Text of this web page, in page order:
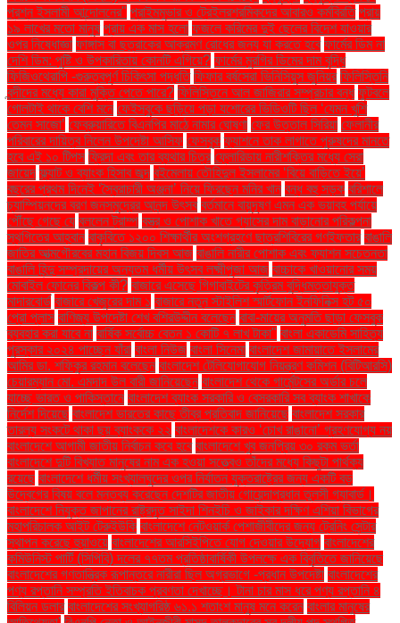
প্রশ্ন ইসলামী আন্দোলনের" প্রাইমমুভার ও ট্রেইলরশ্রমিকদের আবারও কর্মবিরতি প্রায়
১৯ লাখের মতো মানুষ প্রায় এক মাস হলো ফজলে করিমের দুই ছেলের বিদেশ যাওয়ার
ওপর নিষেধাজ্ঞা ফাঙ্গাস বা ছত্রাকের আক্রমণ রোধের জন্য যা করতে হবে ফার্মের ডিম না
দেশি ডিম: পুষ্টি ও উপকারিতায় কোনটি এগিয়ে? ফার্মের মুরগির ডিমের দাম বৃদ্ধি
ফিজিওথেরাপি -গুরুত্বপূর্ণ চিকিৎসা পদ্ধতি ফিফার বর্ষসেরা ভিনিসিয়ুস জুনিয়র ফিলিস্তিনি
বন্দীদের মধ্যে কারা মুক্তি পেতে পারে? ফিলিস্তিনে আল জাজিরার সম্প্রচার বন্ধ ফুটবলে
গোলটাই থাকে বেশি মনে ফেইসবুকে ছড়িয়ে পড়া যশোরের ভিডিওটি ছিল ‘যেমন খুশি
তেমন সাজো’ ফেব্রুয়ারিতে বিএনপির মাঠে নামার ঘোষণা ফের উত্তাল সিরিয়া ফেলানীর
পরিবারের দায়িত্ব নিলেন উপদেষ্টা আসিফ ফেসবুক ফ্যাশনে তাক লাগাতে পুরুষদের মানতে
হবে এই ১০ টিপস ফ্রিদা এবং তার ব্যথার চিত্র ফ্লোরিডায় নারীশক্তির মধ্যে সেরা
জায়েদ ফ্ল্যাট ও ব্যাংক হিসাব জব্দ বইমেলায় তৌহিদুল ইসলামের ‘বিয়ে বাড়িতে ইয়ে’
বছরের প্রথম দিনেই ‘স্বৈরাচারী অঞ্জনা’ নিয়ে ফিরছেন মনির খান বন্ধ বহু সড়ক বরিশালে
চ্যাম্পিয়নদের বরণ জনসমুদ্রের আনন্দ উৎসব বর্তমানে বায়ুদূষণ এমন এক ভয়াবহ পর্যায়ে
পৌঁছে গেছে যে বললেন ট্রাম্প বস্ত্র ও পোশাক খাতে গ্যাসের দাম বাড়ানোর পরিকল্পনা
স্থগিতের আহ্বান বাকৃবিতে ১২০০ শিক্ষার্থীর অংশগ্রহণে ছাত্রশিবিরের গণইফতার বাঙালি
জাতির আত্মগৌরবের মহান বিজয় দিবস আজ বাঙালি নারীর পোশাক এবং ফ্যাশন সচেতনতা
বাঙালি হিন্দু সম্প্রদায়ের অন্যতম ধর্মীয় উৎসব লক্ষ্মীপূজা আজ বাচ্চাকে খাওয়ানোর সময়
মোবাইল ফোনের বিকল্প কী? বাজারে এসেছে গিগাবাইটের কৃত্রিম বুদ্ধিমত্তাযুক্ত
মাদারবোর্ড বাজারে খেজুরের দাম ১ বাজারে নতুন স্টাইলিশ স্মার্টফোন ইনফিনিক্স হট ৫০
প্রো প্লাস বাণিজ্য উপদেষ্টা শেখ বশিরউদ্দীন বলেছেন বাবা-মায়ের অনুমতি ছাড়া ফেসবুক
ব্যবহার করা যাবে না বার্ষিক সর্বোচ্চ বেতন ১ কোটি ৭ লাখ টাকা" বাংলা একাডেমি সাহিত্য
পুরস্কার ২০২৪ পাচ্ছেন যাঁরা বাংলা নিউজ বাংলা সিনেমা বাংলাদেশ জামায়াতে ইসলামের
আমির ডা. শফিকুর রহমান বলেছেন বাংলাদেশ টেলিযোগাযোগ নিয়ন্ত্রণ কমিশন (বিটিআরসি)
চেয়ারম্যান মো. এমদাদ উল বারী জানিয়েছেন বাংলাদেশ থেকে গার্মেন্টসের অর্ডার চলে
যাচ্ছে ভারত ও পাকিস্তানে বাংলাদেশ ব্যাংক সরকারি ও বেসরকারি সব ব্যাংক শাখাকে
নির্দেশ দিয়েছে বাংলাদেশ ভারতের কাছে তীব্র প্রতিবাদ জানিয়েছে বাংলাদেশ সরকার
তারল্য সংকটে থাকা ছয় ব্যাংককে ২২ বাংলাদেশকে কারও ‘চোখ রাঙানো’ গ্রহণযোগ্য নয়
বাংলাদেশে আগামী জাতীয় নির্বাচন কবে হবে বাংলাদেশে খুব জনপ্রিয় ৩০ রকম ভর্তা
বাংলাদেশে দুটি বিখ্যাত মানুষের নাম এক হওয়া সত্ত্বেও তাঁদের মধ্যে কিছুটা পার্থক্য
রয়েছে বাংলাদেশে ধর্মীয় সংখ্যালঘুদের ওপর নির্যাতন যুক্তরাষ্ট্রের জন্য একটি বড়
উদ্বেগের বিষয় বলে মন্তব্য করেছেন দেশটির জাতীয় গোয়েন্দাপ্রধান তুলসী গ্যাবার্ড।
বাংলাদেশে নিযুক্ত জাপানের রাষ্ট্রদূত সাইদা শিনইচি ও জাইকার দক্ষিণ এশিয়া বিভাগের
মহাপরিচালক আইট টেরুইউকি বাংলাদেশে নেটওয়ার্ক পেশাজীবীদের জন্য ট্রেনিং সেন্টার
স্থাপন করেছে হুয়াওয়ে বাংলাদেশের আরসিইপিতে যোগ দেওয়ার উদ্যোগ বাংলাদেশের
কমিউনিস্ট পার্টি (সিপিবি) দলের ৭৭তম প্রতিষ্ঠাবার্ষিকী উপলক্ষে এক বিবৃতিতে জানিয়েছে
বাংলাদেশের গণতান্ত্রিক রূপান্তরে নারীরা ছিল অগ্রভাগে -প্রধান উপদেষ্টা বাংলাদেশের
পণ্য রপ্তানি সম্প্রতি ইতিবাচক প্রবণতা দেখাচ্ছে। টানা চার মাস ধরে পণ্য রপ্তানি ৪
বিলিয়ন ডলার বাংলাদেশের সংখ্যাগরিষ্ঠ ৬১.১ শতাংশ মানুষ মনে করেন বাংলার মানুষের